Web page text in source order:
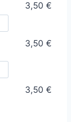
3,50 €
3,50 €
3,50 €